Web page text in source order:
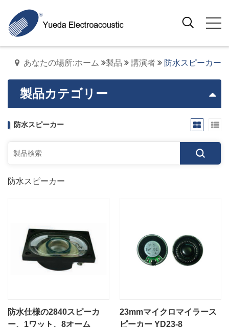
あなたの場所:ホーム 製品 講演者 防水スピーカー
製品カテゴリー
防水スピーカー
防水スピーカー
防水仕様の2840スピーカ
ー、1ワット、8オーム
23mmマイクロマイラース
ピーカー YD23-8